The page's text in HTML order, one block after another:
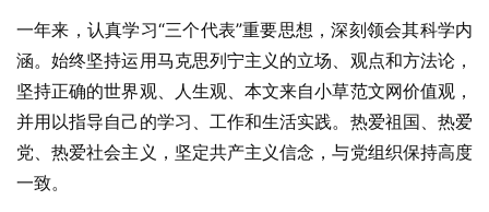
一年来，认真学习“三个代表”重要思想，深刻领会其科学内
涵。始终坚持运用马克思列宁主义的立场、观点和方法论，
坚持正确的世界观、人生观、本文来自小草范文网价值观，
并用以指导自己的学习、工作和生活实践。热爱祖国、热爱
党、热爱社会主义，坚定共产主义信念，与党组织保持高度
一致。